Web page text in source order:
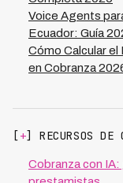
Voice Agents
Ecuador: Guía
Cómo Calcular
en Cobranza
[+] RECURSOS DE
Cobranza con